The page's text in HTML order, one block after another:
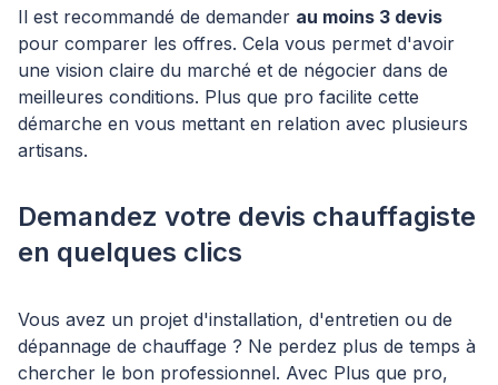
Il est recommandé de demander au moins 3 devis
pour comparer les offres. Cela vous permet d'avoir
une vision claire du marché et de négocier dans de
meilleures conditions. Plus que pro facilite cette
démarche en vous mettant en relation avec plusieurs
artisans.
Demandez votre devis chauffagiste
en quelques clics
Vous avez un projet d'installation, d'entretien ou de
dépannage de chauffage ? Ne perdez plus de temps à
chercher le bon professionnel. Avec Plus que pro,